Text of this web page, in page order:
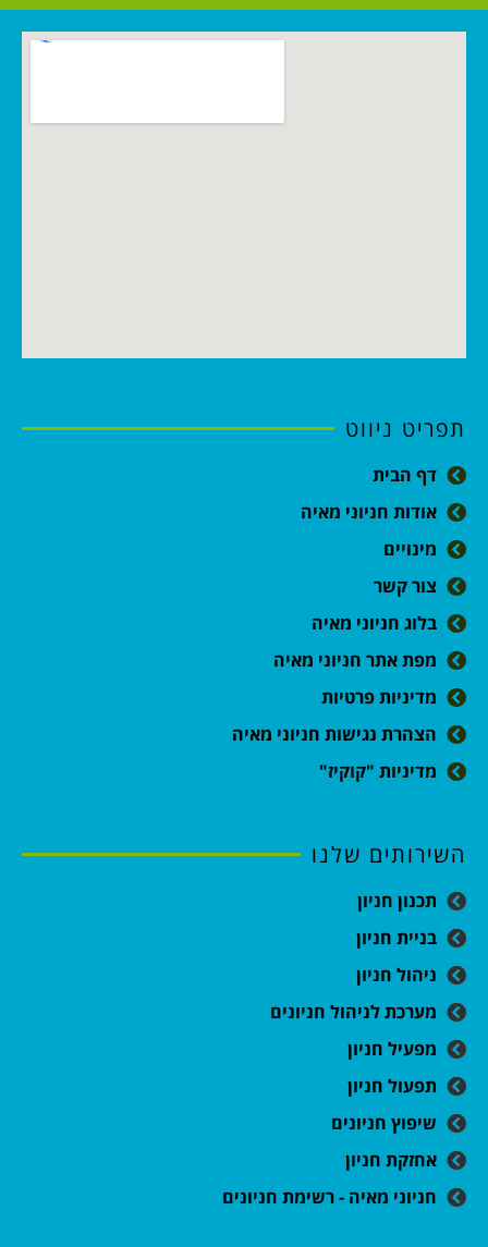
תפריט ניווט
דף הבית
אודות חניוני מאיה
מינויים
צור קשר
בלוג חניוני מאיה
מפת אתר חניוני מאיה
מדיניות פרטיות
הצהרת נגישות חניוני מאיה
מדיניות "קוקיז"
השירותים שלנו
תכנון חניון
בניית חניון
ניהול חניון
מערכת לניהול חניונים
מפעיל חניון
תפעול חניון
שיפוץ חניונים
אחזקת חניון
חניוני מאיה - רשימת חניונים